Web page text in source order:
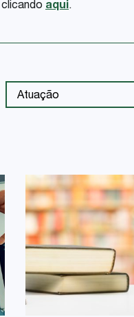
aqui.